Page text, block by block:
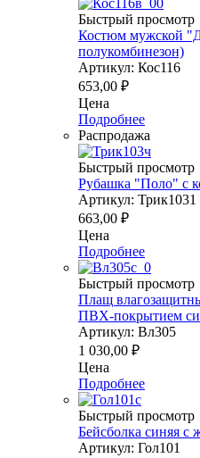
Быстрый просмотр
Костюм мужской
полукомбинезон)
Артикул: Кос116
653,00 ₽
Цена
Подробнее
Распродажа
Быстрый просмотр
Рубашка "Поло" с
Артикул: Трик1031
663,00 ₽
Цена
Подробнее
Быстрый просмотр
Плащ
ПВХ-покрытием
Артикул: Вл305
1 030,00 ₽
Цена
Подробнее
Быстрый просмотр
Бейсболка синяя с
Артикул: Гол101